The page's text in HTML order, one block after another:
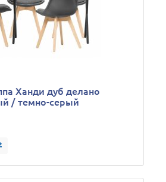
Ханди дуб делано
/ темно-серый